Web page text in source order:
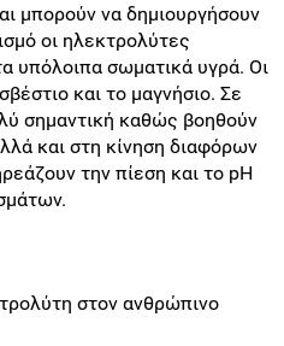
μπορούν να δημιουργήσουν
οι ηλεκτρολύτες
υπόλοιπα σωματικά υγρά. Οι
και το μαγνήσιο. Σε
σημαντική καθώς βοηθούν
και στη κίνηση διαφόρων
την πίεση και το pΗ
στον ανθρώπινο